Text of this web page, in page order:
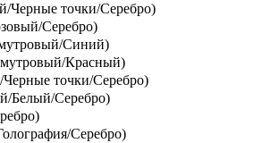
Черные точки/Серебро)
Серебро)
Синий)
Красный)
точки/Серебро)
Белый/Серебро)
Серебро)